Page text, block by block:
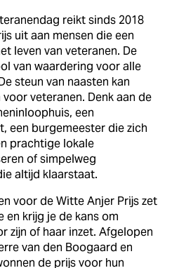
reikt sinds 2018
uit aan mensen die een
leven van veteranen. De
van waardering voor alle
steun van naasten kan
veteranen. Denk aan de
een
een burgemeester die zich
prachtige lokale
of simpelweg
altijd klaarstaat.
voor de Witte Anjer Prijs zet
en krijg je de kans om
zijn of haar inzet. Afgelopen
van den Boogaard en
de prijs voor hun